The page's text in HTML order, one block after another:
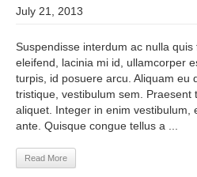
July 21, 2013
Suspendisse interdum ac nulla
eleifend, lacinia mi id, ullamcorper
turpis, id posuere arcu. Aliquam eu
tristique, vestibulum sem. Praesent
aliquet. Integer in enim vestibulum,
ante. Quisque congue tellus a ...
Read More